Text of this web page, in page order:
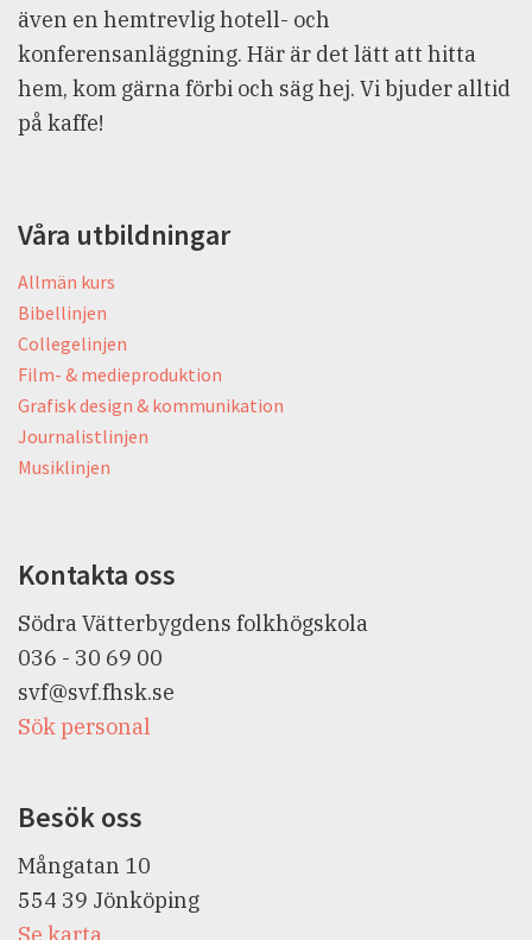
även en hemtrevlig hotell- och
konferensanläggning. Här är det lätt att hitta
hem, kom gärna förbi och säg hej. Vi bjuder alltid
på kaffe!
Våra utbildningar
Allmän kurs
Bibellinjen
Collegelinjen
Film- & medieproduktion
Grafisk design & kommunikation
Journalistlinjen
Musiklinjen
Kontakta oss
Södra Vätterbygdens folkhögskola
036 - 30 69 00
svf@svf.fhsk.se
Sök personal
Besök oss
Mångatan 10
554 39 Jönköping